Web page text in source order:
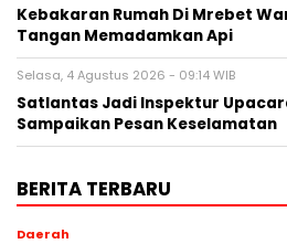
Kebakaran Rumah Di Mrebet
Tangan Memadamkan Api
Selasa, 4 Agustus 2026 - 09:14 WIB
Satlantas Jadi Inspektur
Sampaikan Pesan Keselamatan
BERITA TERBARU
Daerah